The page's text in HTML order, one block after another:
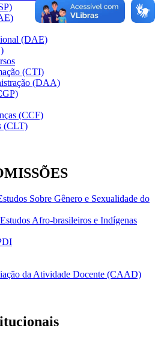
(DAE)
(CTI)
(DAA)
(CCF)
(CLT)
Sobre Gênero e Sexualidade do
Afro-brasileiros e Indígenas
da Atividade Docente (CAAD)